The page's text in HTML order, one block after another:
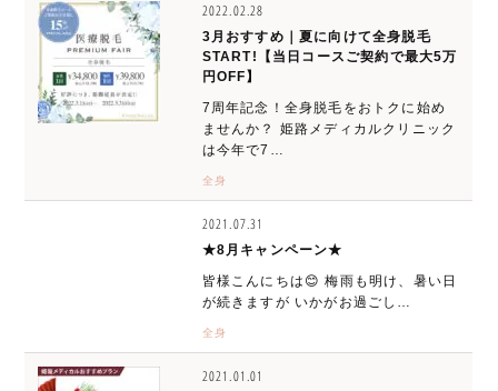
2022.02.28
3月おすすめ｜夏に向けて全身脱毛
START!【当日コースご契約で最大5万
円OFF】
7周年記念！全身脱毛をおトクに始め
ませんか？ 姫路メディカルクリニック
は今年で7…
全身
2021.07.31
★8月キャンペーン★
皆様こんにちは😊 梅雨も明け、暑い日
が続きますが いかがお過ごし…
全身
2021.01.01